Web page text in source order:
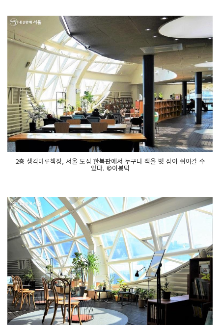
2층 생각마루책장, 서울 도심 한복판에서 누구나 책을 벗 삼아 쉬어갈 수
있다. ©이봉덕